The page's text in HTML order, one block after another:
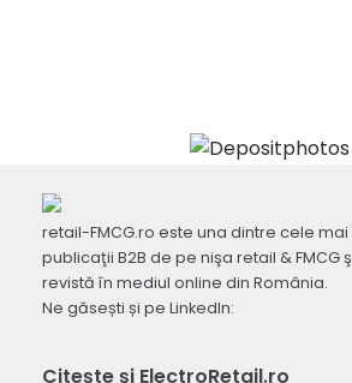
retail-FMCG.ro este una dintre cele
publicaţii B2B de pe nişa retail & FMCG
revistă în mediul online din România.
Ne găsești și pe LinkedIn:
Citește și ElectroRetail.ro